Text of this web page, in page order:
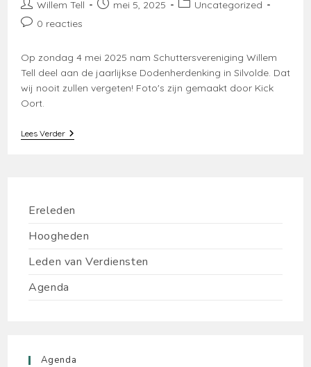
Bericht
auteur:
Willem Tell
Berichtmei 5, 2025 Berichtcategorie:
Uncategorized
Bericht0 reacties
Op zondag 4 mei 2025 nam Schuttersvereniging Willem
Tell deel aan de jaarlijkse Dodenherdenking in Silvolde. Dat
wij nooit zullen vergeten! Foto's zijn gemaakt door Kick
Oort.
Lees VerderDodenherdenking
Ereleden
Hoogheden
Leden van Verdiensten
Agenda
Agenda